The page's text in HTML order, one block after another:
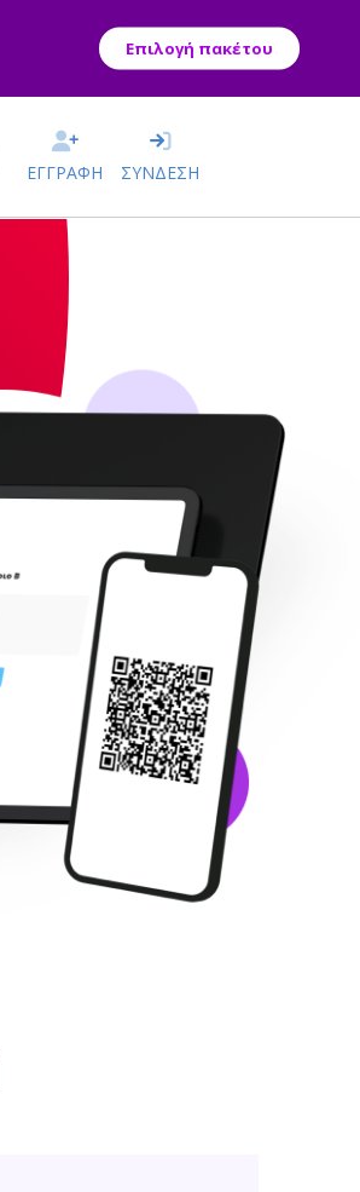
Επιλογή πακέτου
ΕΓΓΡΑΦΗ ΣΥΝΔΕΣΗ